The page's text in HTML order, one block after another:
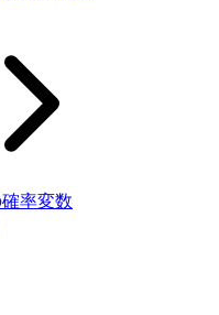
確率変数